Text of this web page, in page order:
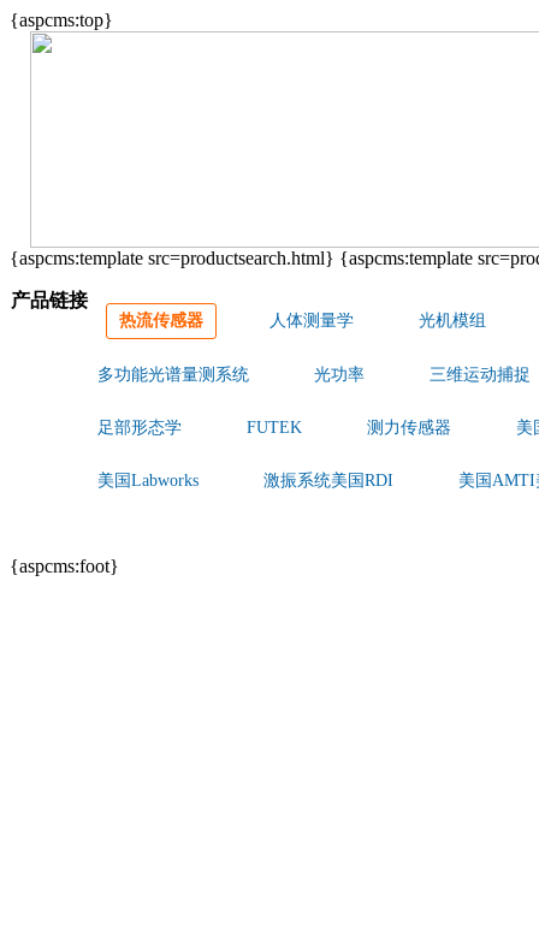
{aspcms:top}
{aspcms:template src=productsearch.html} {aspcms:template
产品链接
热流传感器 人体测量学 光机模组
多功能光谱量测系统 光功率 三维运动捕捉
足部形态学 FUTEK 测力传感器 美
美国Labworks 激振系统美国RDI 美国AMTI
{aspcms:foot}